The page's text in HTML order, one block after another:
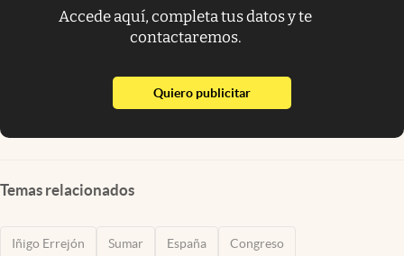
Accede aquí, completa tus datos y te
contactaremos.
Quiero publicitarabre en nueva pestaña
Temas relacionados
Iñigo Errejón Sumar España Congreso